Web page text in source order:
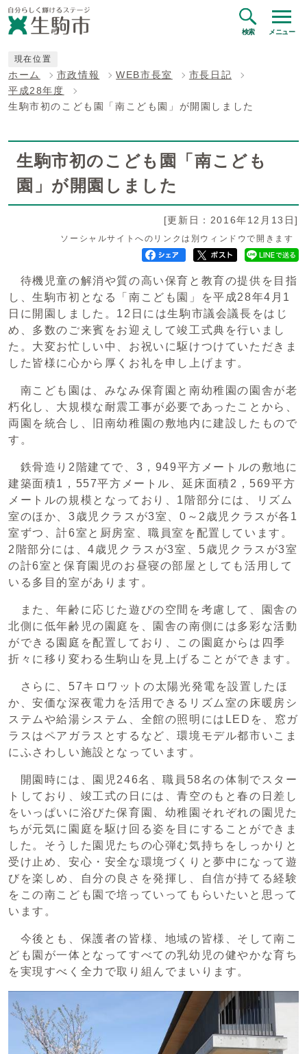
検索 メニュー
現在位置
ホーム 市政情報 WEB市長室
市長日記
平成28年度
生駒市初のこども園「南こども園」が開園しました
生駒市初のこども園「南こども
園」が開園しました
[更新日：2016年12月13日]
ソーシャルサイトへのリンクは別ウィンドウで開きます
待機児童の解消や質の高い保育と教育の提供を目指
し、生駒市初となる「南こども園」を平成28年4月1
日に開園しました。12日には生駒市議会議長をはじ
め、多数のご来賓をお迎えして竣工式典を行いまし
た。大変お忙しい中、お祝いに駆けつけていただきま
した皆様に心から厚くお礼を申し上げます。
南こども園は、みなみ保育園と南幼稚園の園舎が老
朽化し、大規模な耐震工事が必要であったことから、
両園を統合し、旧南幼稚園の敷地内に建設したもので
す。
鉄骨造り2階建てで、3，949平方メートルの敷地に
建築面積1，557平方メートル、延床面積2，569平方
メートルの規模となっており、1階部分には、リズム
室のほか、3歳児クラスが3室、0～2歳児クラスが各1
室ずつ、計6室と厨房室、職員室を配置しています。
2階部分には、4歳児クラスが3室、5歳児クラスが3室
の計6室と保育園児のお昼寝の部屋としても活用して
いる多目的室があります。
また、年齢に応じた遊びの空間を考慮して、園舎の
北側に低年齢児の園庭を、園舎の南側には多彩な活動
ができる園庭を配置しており、この園庭からは四季
折々に移り変わる生駒山を見上げることができます。
さらに、57キロワットの太陽光発電を設置したほ
か、安価な深夜電力を活用できるリズム室の床暖房シ
ステムや給湯システム、全館の照明にはLEDを、窓ガ
ラスはペアガラスとするなど、環境モデル都市いこま
にふさわしい施設となっています。
開園時には、園児246名、職員58名の体制でスター
トしており、竣工式の日には、青空のもと春の日差し
をいっぱいに浴びた保育園、幼稚園それぞれの園児た
ちが元気に園庭を駆け回る姿を目にすることができま
した。そうした園児たちの心弾む気持ちをしっかりと
受け止め、安心・安全な環境づくりと夢中になって遊
びを楽しめ、自分の良さを発揮し、自信が持てる経験
をこの南こども園で培っていってもらいたいと思って
います。
今後とも、保護者の皆様、地域の皆様、そして南こ
ども園が一体となってすべての乳幼児の健やかな育ち
を実現すべく全力で取り組んでまいります。